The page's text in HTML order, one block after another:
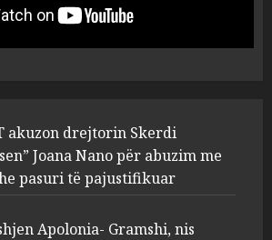
“bosen” Joana Nano për
abuzim me fondet publike dhe
pasuri të pajustifikuar
Apolonia- Gramshi, nis
procedim penal për Koço
Kokëdhimën (VIDEO)
MARCH 27, 2025
akuzon drejtorin Skerdi
Joana Nano për abuzim me
pasuri të pajustifikuar
Apolonia- Gramshi, nis